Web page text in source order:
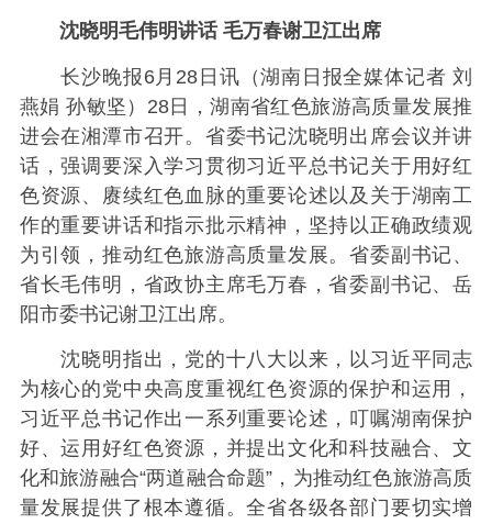
沈晓明毛伟明讲话 毛万春谢卫江出席
长沙晚报6月28日讯（湖南日报全媒体记者 刘
燕娟 孙敏坚）28日，湖南省红色旅游高质量发展推
进会在湘潭市召开。省委书记沈晓明出席会议并讲
话，强调要深入学习贯彻习近平总书记关于用好红
色资源、赓续红色血脉的重要论述以及关于湖南工
作的重要讲话和指示批示精神，坚持以正确政绩观
为引领，推动红色旅游高质量发展。省委副书记、
省长毛伟明，省政协主席毛万春，省委副书记、岳
阳市委书记谢卫江出席。
沈晓明指出，党的十八大以来，以习近平同志
为核心的党中央高度重视红色资源的保护和运用，
习近平总书记作出一系列重要论述，叮嘱湖南保护
好、运用好红色资源，并提出文化和科技融合、文
化和旅游融合“两道融合命题”，为推动红色旅游高质
量发展提供了根本遵循。全省各级各部门要切实增